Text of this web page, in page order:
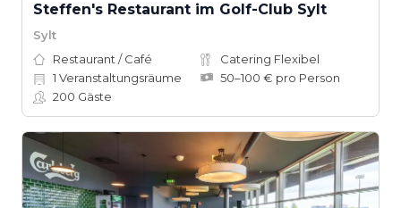
Steffen's Restaurant im Golf-Club Sylt
Sylt
Restaurant / Café
Catering Flexibel
1 Veranstaltungsräume
50–100 € pro Person
200 Gäste